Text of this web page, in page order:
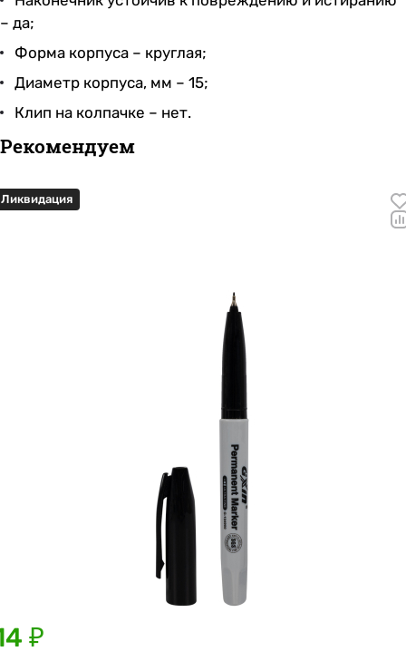
– да;
Форма корпуса – круглая;
Диаметр корпуса, мм – 15;
Клип на колпачке – нет.
Рекомендуем
Ликвидация
₽